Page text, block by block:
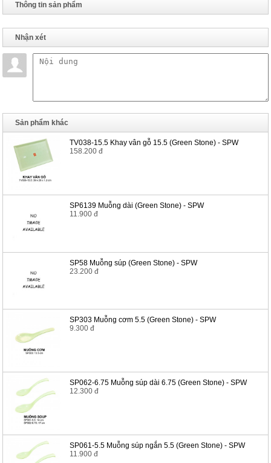
Thông tin sản phẩm
Nhận xét
Sản phẩm khác
TV038-15.5 Khay vân gỗ 15.5 (Green Stone) - SPW
158.200 đ
SP6139 Muỗng dài (Green Stone) - SPW
11.900 đ
SP58 Muỗng súp (Green Stone) - SPW
23.200 đ
SP303 Muỗng cơm 5.5 (Green Stone) - SPW
9.300 đ
SP062-6.75 Muỗng súp dài 6.75 (Green Stone) - SPW
12.300 đ
SP061-5.5 Muỗng súp ngắn 5.5 (Green Stone) - SPW
11.900 đ